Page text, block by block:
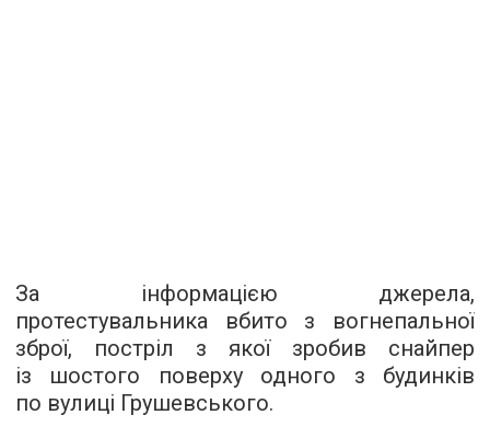
За інформацією джерела,
протестувальника вбито з вогнепальної
зброї, постріл з якої зробив снайпер
із шостого поверху одного з будинків
по вулиці Грушевського.